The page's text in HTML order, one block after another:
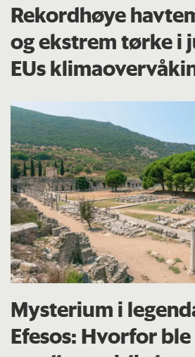
Rekordhøye
og ekstrem tørke i
EUs
Mysterium i
Efesos: Hvorfor